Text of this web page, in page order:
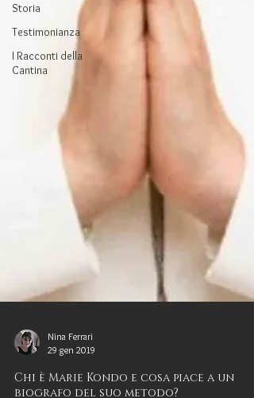
Storia
Testimonianza
I Racconti della
Cantina
Nina Ferrari
29 gen 2019